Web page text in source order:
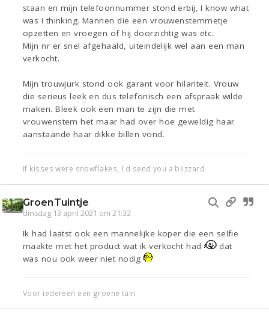
staan en mijn telefoonnummer stond erbij, I know what
was I thinking. Mannen die een vrouwenstemmetje
opzetten en vroegen of hij doorzichtig was etc.
Mijn nr er snel afgehaald, uiteindelijk wel aan een man
verkocht.
Mijn trouwjurk stond ook garant voor hilariteit. Vrouw
die serieus leek en dus telefonisch een afspraak wilde
maken. Bleek ook een man te zijn die met
vrouwenstem het maar had over hoe geweldig haar
aanstaande haar dikke billen vond.
If kisses were snowflakes, I'd send you a blizzard
GroenTuintje
dinsdag 13 april 2021 om 21:32
Ik had laatst ook een mannelijke koper die een selfie
maakte met het product wat ik verkocht had
dat
was nou ook weer niet nodig
Voor iedereen een groene tuin